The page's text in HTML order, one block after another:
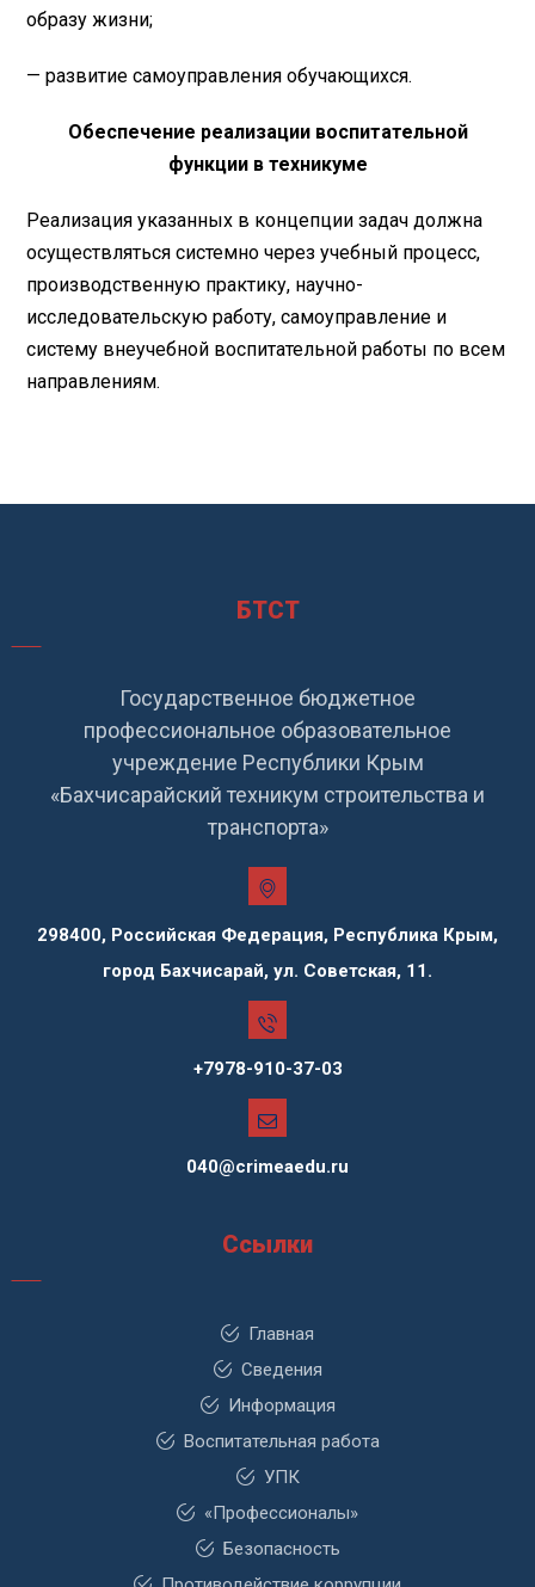
образу жизни;
— развитие самоуправления обучающихся.
Обеспечение реализации воспитательной
функции в техникуме
Реализация указанных в концепции задач должна
осуществляться системно через учебный процесс,
производственную практику, научно-
исследовательскую работу, самоуправление и
систему внеучебной воспитательной работы по всем
направлениям.
БТСТ
Государственное бюджетное
профессиональное образовательное
учреждение Республики Крым
«Бахчисарайский техникум строительства и
транспорта»
298400, Российская Федерация, Республика Крым,
город Бахчисарай, ул. Советская, 11.
+7978-910-37-03
040@crimeaedu.ru
Ссылки
Главная
Сведения
Информация
Воспитательная работа
УПК
«Профессионалы»
Безопасность